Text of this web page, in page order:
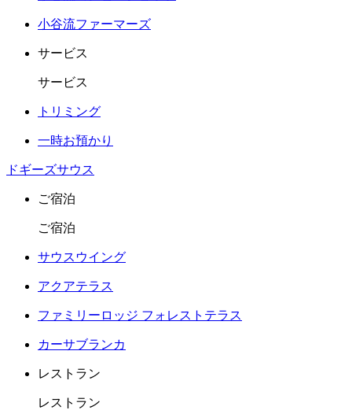
小谷流ファーマーズ
サービス
サービス
トリミング
一時お預かり
ドギーズサウス
ご宿泊
ご宿泊
サウスウイング
アクアテラス
ファミリーロッジ フォレストテラス
カーサブランカ
レストラン
レストラン